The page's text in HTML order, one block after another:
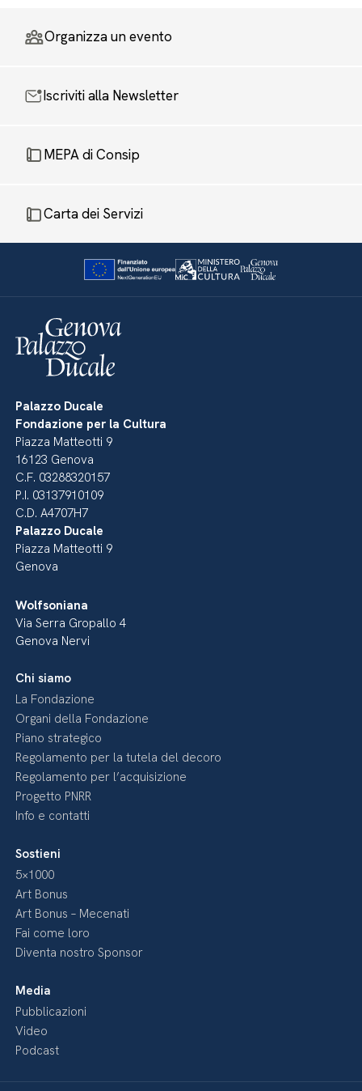
Organizza un evento
Iscriviti alla Newsletter
MEPA di Consip
Carta dei Servizi
Palazzo Ducale
Fondazione per la Cultura
Piazza Matteotti 9
16123 Genova
C.F. 03288320157
P.I. 03137910109
C.D. A4707H7
Palazzo Ducale
Piazza Matteotti 9
Genova
Wolfsoniana
Via Serra Gropallo 4
Genova Nervi
Chi siamo
La Fondazione
Organi della Fondazione
Piano strategico
Regolamento per la tutela del decoro
Regolamento per l’acquisizione
Progetto PNRR
Info e contatti
Sostieni
5×1000
Art Bonus
Art Bonus – Mecenati
Fai come loro
Diventa nostro Sponsor
Media
Pubblicazioni
Video
Podcast